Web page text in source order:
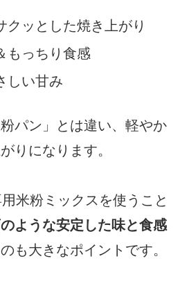
クッとした焼き上がり
もっちり食感
しい甘み
パン」とは違い、軽やか
りになります。
米粉ミックスを使うこと
ような安定した味と食感
も大きなポイントです。